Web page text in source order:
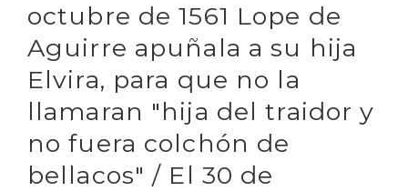
octubre de 1561 Lope de
Aguirre apuñala a su hija
Elvira, para que no la
llamaran "hija del traidor y
no fuera colchón de
bellacos" / El 30 de